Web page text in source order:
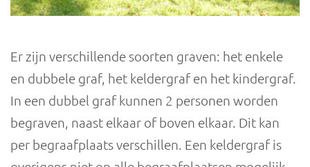
Er zijn verschillende soorten graven: het enkele
en dubbele graf, het keldergraf en het kindergraf.
In een dubbel graf kunnen 2 personen worden
begraven, naast elkaar of boven elkaar. Dit kan
per begraafplaats verschillen. Een keldergraf is